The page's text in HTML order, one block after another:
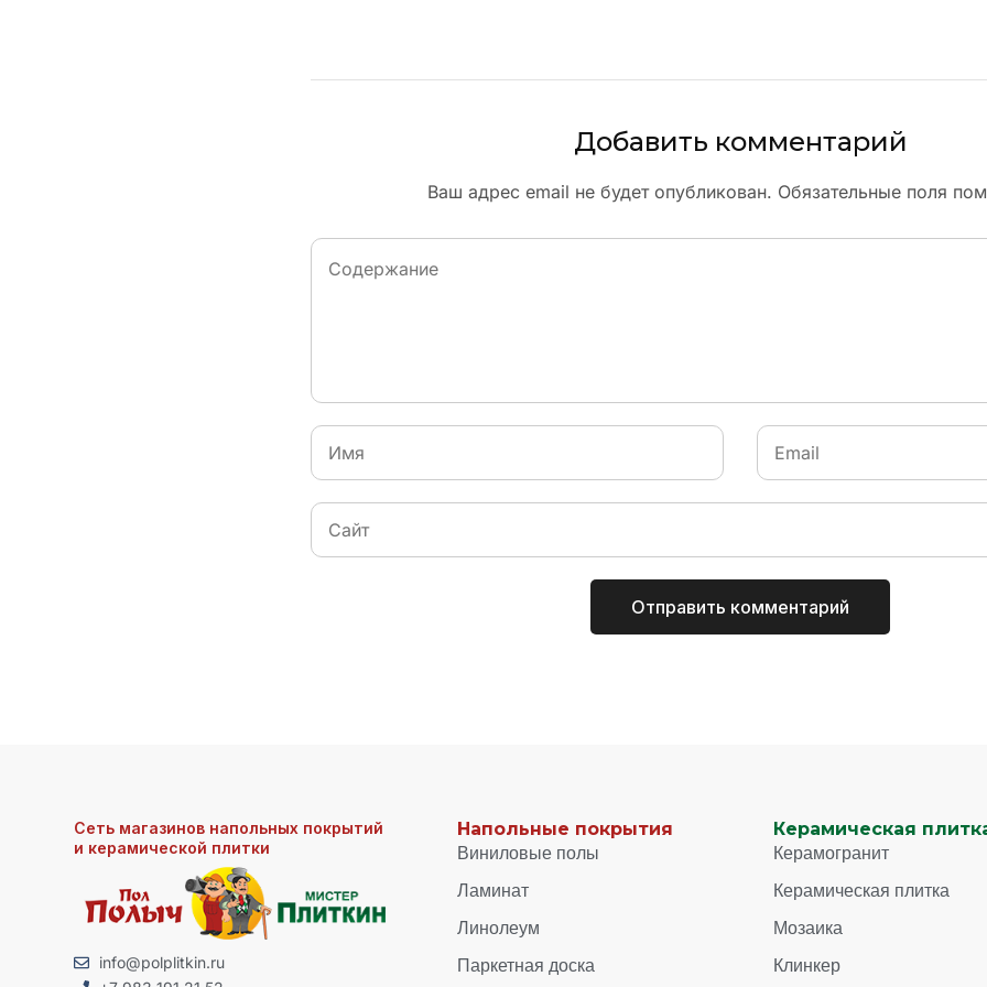
Добавить комментарий
Ваш адрес email не будет опубликован. Обязательные поля
Сеть магазинов напольных покрытий
и керамической плитки
info@polplitkin.ru
Напольные покрытия
Виниловые полы
Ламинат
Линолеум
Паркетная доска
Керамическая
Керамогранит
Керамическая плитка
Мозаика
Клинкер